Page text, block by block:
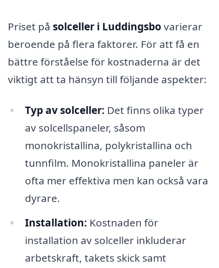
Priset på solceller i Luddingsbo varierar
beroende på flera faktorer. För att få en
bättre förståelse för kostnaderna är det
viktigt att ta hänsyn till följande aspekter:
Typ av solceller: Det finns olika typer
av solcellspaneler, såsom
monokristallina, polykristallina och
tunnfilm. Monokristallina paneler är
ofta mer effektiva men kan också vara
dyrare.
Installation: Kostnaden för
installation av solceller inkluderar
arbetskraft, takets skick samt